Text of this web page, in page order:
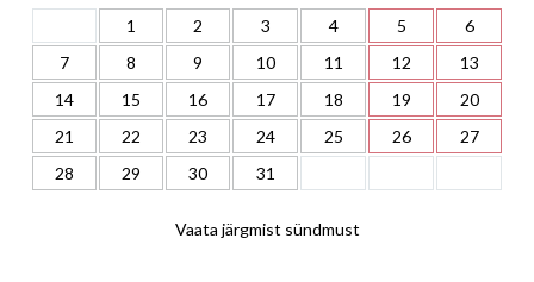
1 2 3 4 5
6
7
8 9 10 11 12
13
14
15 16 17 18 19
20
21
22 23 24 25 26
27
28
29 30 31
Vaata järgmist sündmust